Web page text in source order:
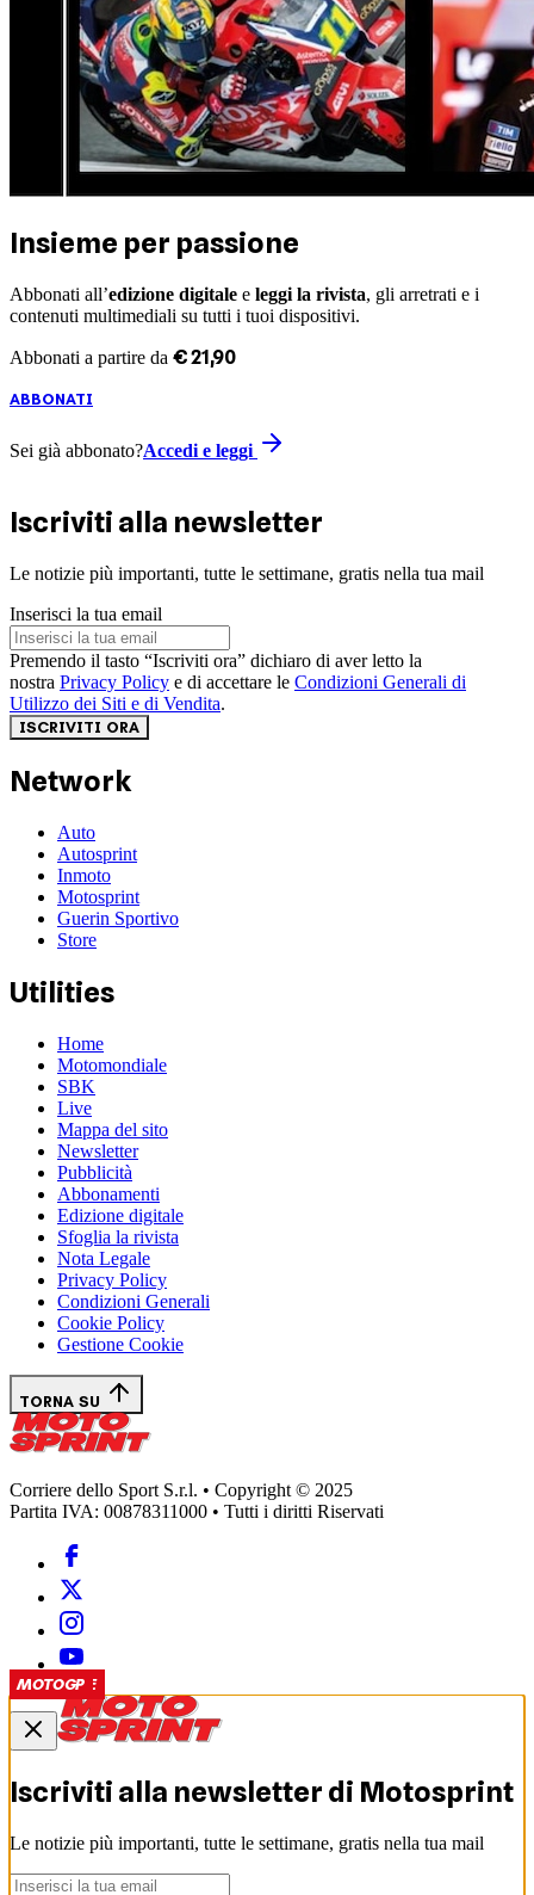
SHORT
SHORT
SHORT
SHORT
SUPERBIKE
MOTOGP
MOTOGP
MOTOGP
MOTOGP
Insieme per passione
Abbonati all’edizione digitale e leggi la rivista, gli arretrati e i
contenuti multimediali su tutti i tuoi dispositivi.
Abbonati a partire da €21 ,90
ABBONATI
Sei già abbonato?Accedi e leggi
Iscriviti alla newsletter
Le notizie più importanti, tutte le settimane, gratis nella tua mail
Inserisci la tua email
Premendo il tasto “Iscriviti ora” dichiaro di aver letto la
nostra Privacy Policy e di accettare le Condizioni Generali di
Utilizzo dei Siti e di Vendita.
ISCRIVITI ORA
Network
Auto
Autosprint
Inmoto
Motosprint
Guerin Sportivo
Store
Utilities
Home
Motomondiale
SBK
Live
Mappa del sito
Newsletter
Pubblicità
Abbonamenti
Edizione digitale
Sfoglia la rivista
Nota Legale
Privacy Policy
Condizioni Generali
Cookie Policy
Gestione Cookie
TORNA SU
Corriere dello Sport S.r.l. • Copyright © 2025
Partita IVA: 00878311000 • Tutti i diritti Riservati
Iscriviti alla newsletter di Motosprint
Le notizie più importanti, tutte le settimane, gratis nella tua mail